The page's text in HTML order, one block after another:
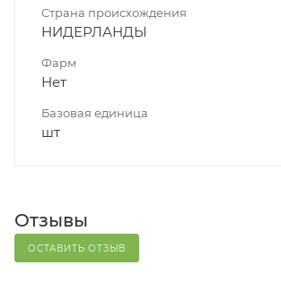
Страна происхождения
НИДЕРЛАНДЫ
Фарм
Нет
Базовая единица
шт
Отзывы
ОСТАВИТЬ ОТЗЫВ